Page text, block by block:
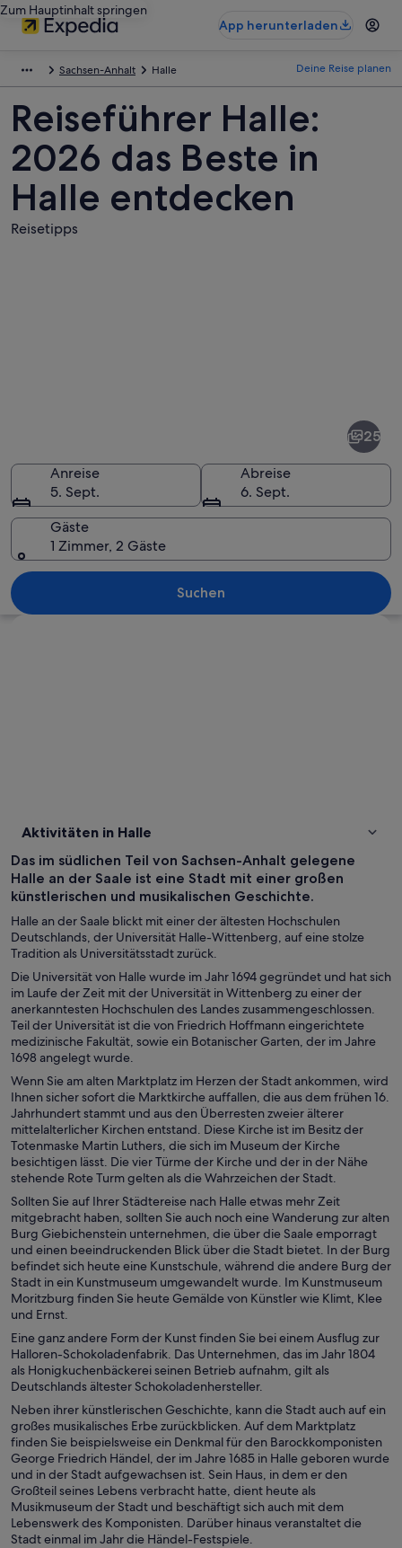
Zum Hauptinhalt springen
App herunterladen
Sachsen-Anhalt Halle Deine Reise planen
Reiseführer Halle:
2026 das Beste in
Halle entdecken
Reisetipps
Ein Fluss mit einem Boot, eine Burg
25
Anreise
5. Sept.
Abreise
6. Sept.
Gäste
1 Zimmer, 2 Gäste
Suchen
Aktivitäten in Halle
Das im südlichen Teil von Sachsen-Anhalt gelegene
Halle an der Saale ist eine Stadt mit einer großen
künstlerischen und musikalischen Geschichte.
Halle an der Saale blickt mit einer der ältesten Hochschulen
Deutschlands, der Universität Halle-Wittenberg, auf eine stolze
Tradition als Universitätsstadt zurück.
Die Universität von Halle wurde im Jahr 1694 gegründet und hat sich
im Laufe der Zeit mit der Universität in Wittenberg zu einer der
anerkanntesten Hochschulen des Landes zusammengeschlossen.
Teil der Universität ist die von Friedrich Hoffmann eingerichtete
medizinische Fakultät, sowie ein Botanischer Garten, der im Jahre
1698 angelegt wurde.
Wenn Sie am alten Marktplatz im Herzen der Stadt ankommen, wird
Ihnen sicher sofort die Marktkirche auffallen, die aus dem frühen 16.
Jahrhundert stammt und aus den Überresten zweier älterer
mittelalterlicher Kirchen entstand. Diese Kirche ist im Besitz der
Totenmaske Martin Luthers, die sich im Museum der Kirche
besichtigen lässt. Die vier Türme der Kirche und der in der Nähe
stehende Rote Turm gelten als die Wahrzeichen der Stadt.
Sollten Sie auf Ihrer Städtereise nach Halle etwas mehr Zeit
mitgebracht haben, sollten Sie auch noch eine Wanderung zur alten
Burg Giebichenstein unternehmen, die über die Saale emporragt
und einen beeindruckenden Blick über die Stadt bietet. In der Burg
befindet sich heute eine Kunstschule, während die andere Burg der
Stadt in ein Kunstmuseum umgewandelt wurde. Im Kunstmuseum
Moritzburg finden Sie heute Gemälde von Künstler wie Klimt, Klee
und Ernst.
Eine ganz andere Form der Kunst finden Sie bei einem Ausflug zur
Halloren-Schokoladenfabrik. Das Unternehmen, das im Jahr 1804
als Honigkuchenbäckerei seinen Betrieb aufnahm, gilt als
Deutschlands ältester Schokoladenhersteller.
Neben ihrer künstlerischen Geschichte, kann die Stadt auch auf ein
großes musikalisches Erbe zurückblicken. Auf dem Marktplatz
finden Sie beispielsweise ein Denkmal für den Barockkomponisten
George Friedrich Händel, der im Jahre 1685 in Halle geboren wurde
und in der Stadt aufgewachsen ist. Sein Haus, in dem er den
Großteil seines Lebens verbracht hatte, dient heute als
Musikmuseum der Stadt und beschäftigt sich auch mit dem
Lebenswerk des Komponisten. Darüber hinaus veranstaltet die
Stadt einmal im Jahr die Händel-Festspiele.